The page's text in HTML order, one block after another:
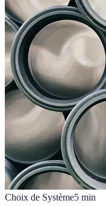
Choix de Système5 min